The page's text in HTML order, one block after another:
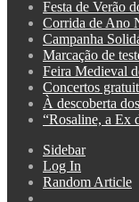
Festa de Verão
Corrida de Ano
Campanha
Marcação de
Feira Medieval
Concertos
À descoberta
“Rosaline, a Ex
Sidebar
Log In
Random Article